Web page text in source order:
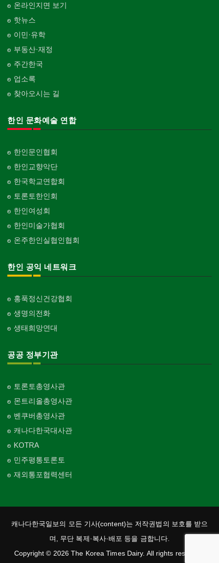
온라인지면 보기
핫뉴스
이민·유학
부동산·재정
주간한국
업소록
찾아오시는 길
한인 문화예술 연합
한인문인협회
한인교향악단
한국학교연합회
토론토한인회
한인여성회
한인미술가협회
온주한인실협인협회
한인 공익 네트워크
홍푹정신건강협회
생명의전화
생태희망연대
공공 정부기관
토론토총영사관
몬트리올총영사관
벤쿠버총영사관
캐나다한국대사관
KOTRA
민주평통토론토
재외통포협력센터
캐나다한국일보의 모든 기사(content)는 저작권법의 보호를 받으
며, 무단 복제·복사·배포 등을 금합니다.
Copyright © 2026 The Korea Times Dairy. All rights reserved.